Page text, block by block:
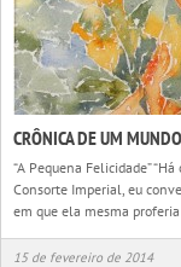
CRÔNICA DE UM
“A Pequena Felicidade”
Consorte Imperial, eu
em que ela mesma
15 de fevereiro de 2014